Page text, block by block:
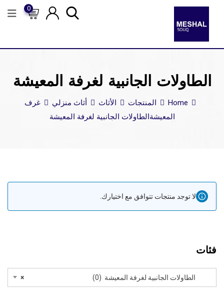
0
الطاولات الجانبية لغرفة المعيشة
Home المنتجات الأثاث أثاث منزلي
غرف
المعيشةالطاولات الجانبية لغرفة المعيشة
لا توجد منتجات تتوافق مع اختيارك.
فئات
× الطاولات الجانبية لغرفة المعيشة (0)